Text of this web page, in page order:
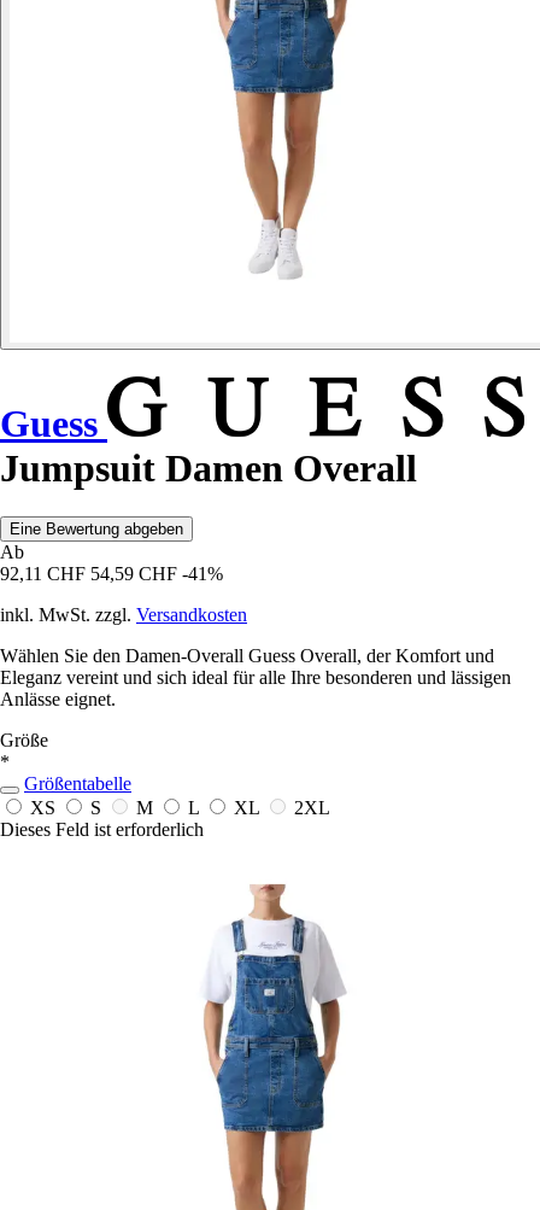
Guess
Jumpsuit Damen Overall
Eine Bewertung abgeben
Ab
92,11 CHF 54,59 CHF -41%
inkl. MwSt. zzgl. Versandkosten
Wählen Sie den Damen-Overall Guess Overall, der Komfort und
Eleganz vereint und sich ideal für alle Ihre besonderen und lässigen
Anlässe eignet.
Größe
*
Größentabelle
XS
S M L XL
2XL
Dieses Feld ist erforderlich